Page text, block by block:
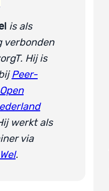
is als
verbonden
Hij is
Peer-
werkt als
via
.